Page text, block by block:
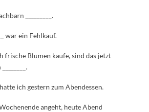
_________.
war ein Fehlkauf.
frische Blumen kaufe, sind das jetzt
hatte ich gestern zum Abendessen.
angeht, heute Abend